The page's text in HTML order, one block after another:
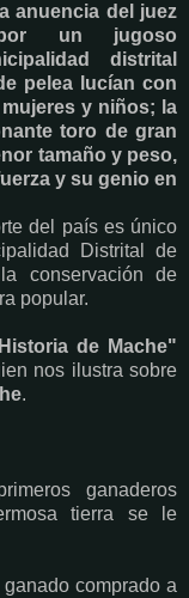
anuencia del juez
un jugoso
distrital
pelea lucían con
y niños; la
toro de gran
tamaño y peso,
y su genio en
del país es único
Distrital de
conservación de
popular.
Historia de Mache"
nos ilustra sobre
.
ganaderos
tierra se le
comprado a